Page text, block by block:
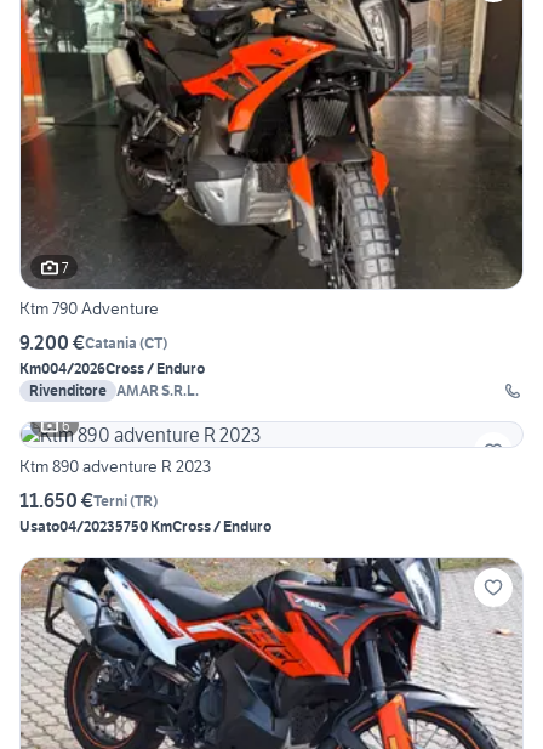
7
Ktm 790 Adventure
9.200 €Catania (CT)
Km004/2026Cross / Enduro
Rivenditore AMAR S.R.L.
6
Ktm 890 adventure R 2023
11.650 €Terni(TR)
Usato04/20235750 KmCross / Enduro